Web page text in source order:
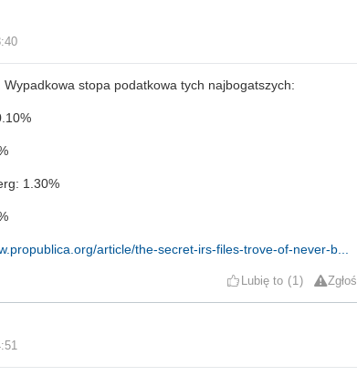
Wypadkowa stopa podatkowa tych najbogatszych:
1.30%
article/the-secret-irs-files-trove-of-never-b...
Lubię to 1 Zgłoś